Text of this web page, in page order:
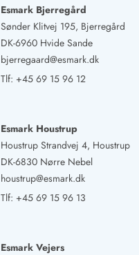
Esmark Bjerregård
Sønder Klitvej 195, Bjerregård
DK-6960 Hvide Sande
bjerregaard@esmark.dk
Tlf: +45 69 15 96 12
Esmark Houstrup
Houstrup Strandvej 4, Houstrup
DK-6830 Nørre Nebel
houstrup@esmark.dk
Tlf: +45 69 15 96 13
Esmark Vejers